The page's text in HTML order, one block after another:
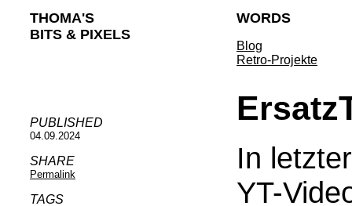
THOMA'S
BITS & PIXELS
WORDS
Blog
Retro-Projekte
PUBLISHED
04.09.2024
SHARE
Permalink
TAGS
In
YT-